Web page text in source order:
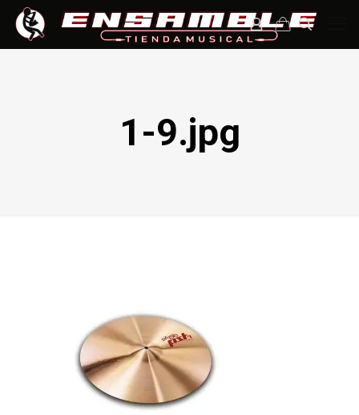
1-9.jpg